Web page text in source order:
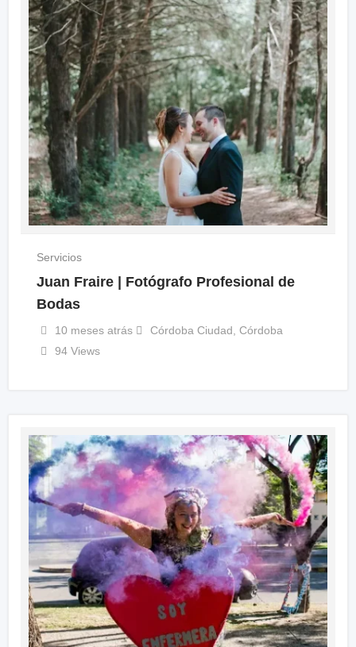
Servicios
Juan Fraire | Fotógrafo Profesional de
Bodas
10 meses atrás Córdoba Ciudad Córdoba
94 Views